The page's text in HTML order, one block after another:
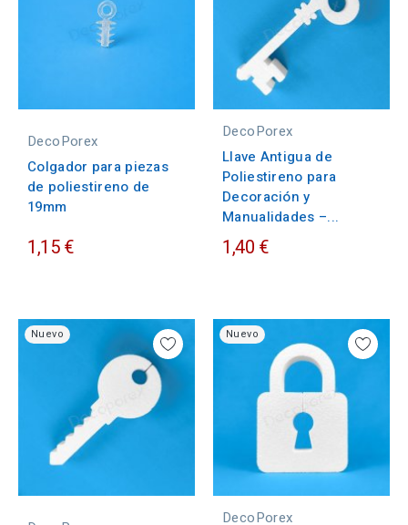
DecoPorex
Colgador para piezas
de poliestireno de
19mm
1,15 €
DecoPorex
Llave Antigua de
Poliestireno para
Decoración y
Manualidades –...
1,40 €
Nuevo Nuevo
DecoPorex